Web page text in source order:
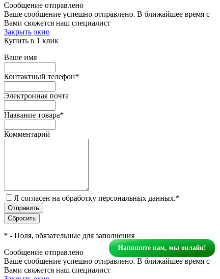
Сообщение отправлено
Ваше сообщение успешно отправлено. В ближайшее время с
Вами свяжется наш специалист
Закрыть окно
Купить в 1 клик
Ваше имя
Контактный телефон*
Электронная почта
Название товара*
Комментарий
Я согласен на обработку персональных данных.*
* - Поля, обязательные для заполнения
Сообщение отправлено
Ваше сообщение успешно отправлено. В ближайшее время с
Вами свяжется наш специалист
Напишите нам, мы онлайн!